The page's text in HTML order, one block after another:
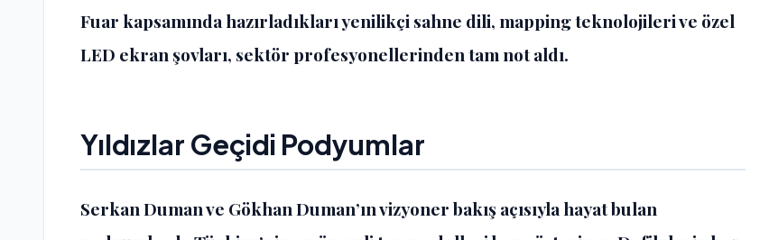
Fuar kapsamında hazırladıkları yenilikçi sahne dili, mapping teknolojileri ve özel
LED ekran şovları, sektör profesyonellerinden tam not aldı.
Yıldızlar Geçidi Podyumlar
Serkan Duman ve Gökhan Duman’ın vizyoner bakış açısıyla hayat bulan